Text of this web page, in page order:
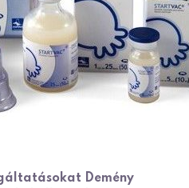
Demény